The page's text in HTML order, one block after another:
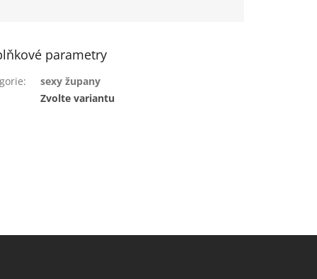
parametry
:
sexy župany
Zvolte variantu